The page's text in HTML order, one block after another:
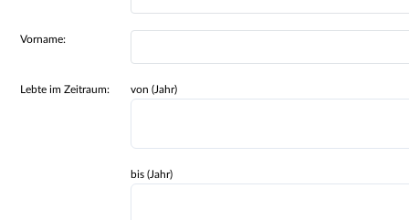
Vorname:
Lebte im Zeitraum: von (Jahr)
bis (Jahr)